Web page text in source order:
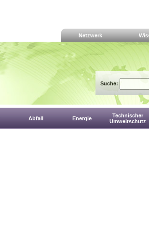
Netzwerk
Suche:
Abfall Energie
Technischer
Umweltschutz